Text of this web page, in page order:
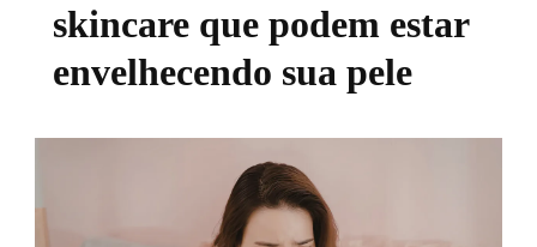
skincare que podem estar
envelhecendo sua pele